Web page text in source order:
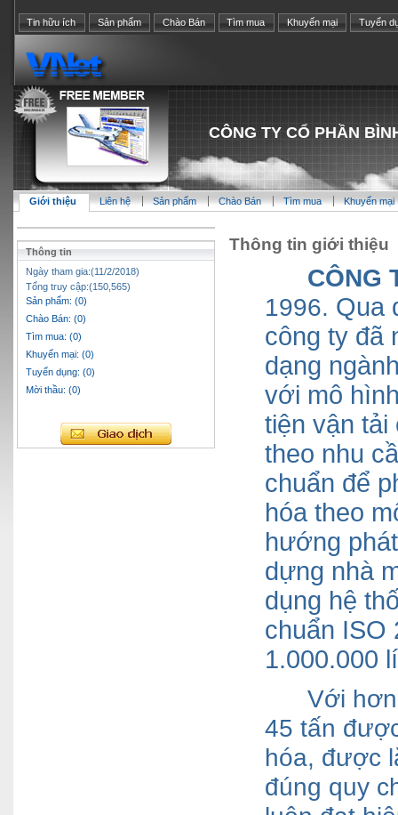
Tin hữu ích Sản phẩm Chào Bán Tìm mua Khuyến mại Tuyển
CÔNG TY CỔ PHẦN
Giới thiệu Liên hệ Sản phẩm Chào Bán Tìm mua Khuyến mại
Thông tin
Ngày tham gia:(11/2/2018)
Tổng truy cập:(150,565)
Sản phẩm: (0)
Chào Bán: (0)
Tìm mua: (0)
Khuyến mại: (0)
Tuyển dụng: (0)
Mời thầu: (0)
Thông tin giới thiệu
CÔNG
1996. Qua
công ty đã
dạng
với mô
tiện vận tải
theo nhu
chuẩn để
hóa theo
hướng
dựng nhà
dụng hệ
chuẩn ISO
1.000.000
Với
45 tấn
hóa, được
đúng quy